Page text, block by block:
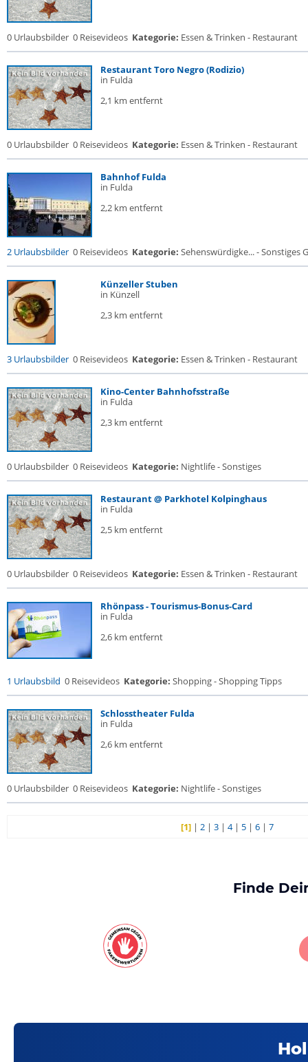
0 Urlaubsbilder 0 Reisevideos Kategorie: Essen & Trinken - Restaurant
Restaurant Toro Negro (Rodizio)
in Fulda
2,1 km entfernt
0 Urlaubsbilder 0 Reisevideos Kategorie: Essen & Trinken - Restaurant
Bahnhof Fulda
in Fulda
2,2 km entfernt
2 Urlaubsbilder 0 Reisevideos Kategorie: Sehenswürdigke... - Sonstiges
Künzeller Stuben
in Künzell
2,3 km entfernt
3 Urlaubsbilder 0 Reisevideos Kategorie: Essen & Trinken - Restaurant
Kino-Center Bahnhofsstraße
in Fulda
2,3 km entfernt
0 Urlaubsbilder 0 Reisevideos Kategorie: Nightlife - Sonstiges
Restaurant @ Parkhotel Kolpinghaus
in Fulda
2,5 km entfernt
0 Urlaubsbilder 0 Reisevideos Kategorie: Essen & Trinken - Restaurant
Rhönpass - Tourismus-Bonus-Card
in Fulda
2,6 km entfernt
1 Urlaubsbild 0 Reisevideos Kategorie: Shopping - Shopping Tipps
Schlosstheater Fulda
in Fulda
2,6 km entfernt
0 Urlaubsbilder 0 Reisevideos Kategorie: Nightlife - Sonstiges
[1] |2 |3 |4| 5 |6 |7
Finde